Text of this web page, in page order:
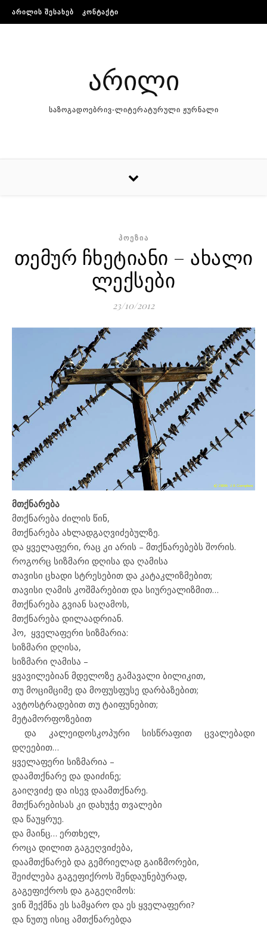
Skip to content
ᲐᲠᲘᲚᲘᲡ ᲨᲔᲡᲐᲮᲔᲑ ᲙᲝᲜᲢᲐᲥᲢᲘ
არილი
საზოგადოებრივ-ლიტერატურული ჟურნალი
ᲞᲝᲔᲖᲘᲐ
თემურ ჩხეტიანი – ახალი
ლექსები
23/10/2012
მთქნარება
მთქნარება ძილის წინ,
მთქნარება ახლადგაღვიძებულზე.
და ყველაფერი, რაც კი არის – მთქნარებებს შორის.
როგორც სიზმარი დღისა და ღამისა
თავისი ცხადი სტრესებით და კატაკლიზმებით;
თავისი ღამის კოშმარებით და სიურეალიზმით…
მთქნარება გვიან საღამოს,
მთქნარება დილაადრიან.
ჰო, ყველაფერი სიზმარია:
სიზმარი დღისა,
სიზმარი ღამისა –
ყვავილებიან მდელოზე გამავალი ბილიკით,
თუ მოციმციმე და მოფუსფუსე დარბაზებით;
ავტოსტრადებით თუ ტაიფუნებით;
მეტამორფოზებით
და კალეიდოსკოპური სისწრაფით ცვალებადი
დღეებით…
ყველაფერი სიზმარია –
დაამთქნარე და დაიძინე;
გაიღვიძე და ისევ დაამთქნარე.
მთქნარებისას კი დახუჭე თვალები
და წაუყრუე.
და მაინც… ერთხელ,
როცა დილით გაგეღვიძება,
დაამთქნარებ და გემრიელად გაიზმორები,
შეიძლება გაგეფიქროს შენდაუნებურად,
გაგეფიქროს და გაგეღიმოს:
ვინ შექმნა ეს სამყარო და ეს ყველაფერი?
და ნუთუ ისიც ამთქნარებდა